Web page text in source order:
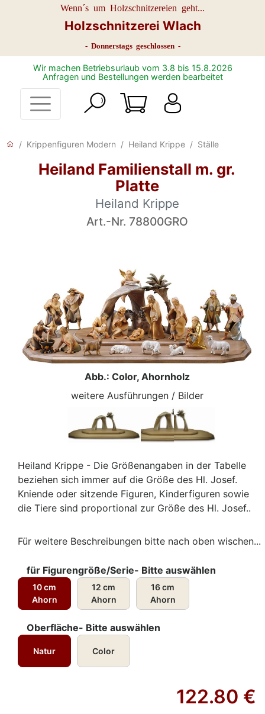
Wenn´s um Holzschnitzereien geht...
Holzschnitzerei Wlach
- Donnerstags geschlossen -
Wir machen Betriebsurlaub vom 3.8 bis 15.8.2026
Anfragen und Bestellungen werden bearbeitet
Krippenfiguren Modern Heiland Krippe Ställe
Heiland Familienstall m. gr.
Platte
Heiland Krippe
Art.-Nr. 78800GRO
Abb.: Color, Ahornholz
weitere Ausführungen / Bilder
Heiland Krippe - Die Größenangaben in der Tabelle
beziehen sich immer auf die Größe des Hl. Josef.
Kniende oder sitzende Figuren, Kinderfiguren sowie
die Tiere sind proportional zur Größe des Hl. Josef..
Für weitere Beschreibungen bitte nach oben wischen...
für Figurengröße/Serie- Bitte auswählen
10 cm
Ahorn
12 cm
Ahorn
16 cm
Ahorn
Oberfläche- Bitte auswählen
Natur Color
122.80 €